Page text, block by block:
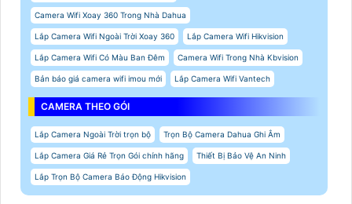
Camera Wifi Xoay 360 Trong Nhà Dahua
Lắp Camera Wifi Ngoài Trời Xoay 360 Lắp Camera Wifi Hikvision
Lắp Camera Wifi Có Màu Ban Đêm Camera Wifi Trong Nhà Kbvision
Bản báo giá camera wifi imou mới Lắp Camera Wifi Vantech
CAMERA THEO GÓI
Lắp Camera Ngoài Trời trọn bộ Trọn Bộ Camera Dahua Ghi Âm
Lắp Camera Giá Rẻ Trọn Gói chính hãng Thiết Bị Bảo Vệ An Ninh
Lắp Trọn Bộ Camera Báo Động Hikvision